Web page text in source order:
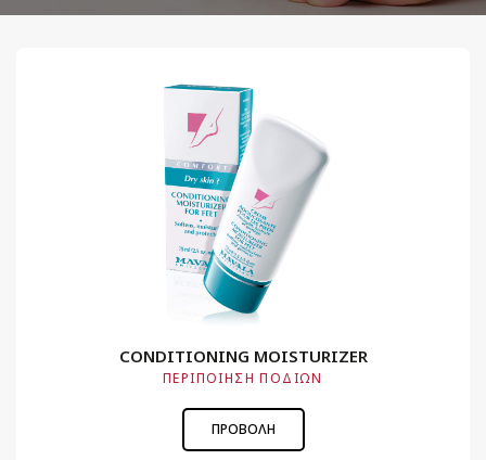
CONDITIONING MOISTURIZER
ΠΕΡΙΠΟΙΗΣΗ ΠΟΔΙΩΝ
ΠΡΟΒΟΛΗ